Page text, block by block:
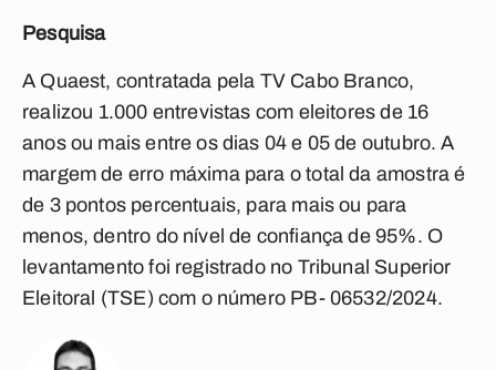
Pesquisa
A Quaest, contratada pela TV Cabo Branco,
realizou 1.000 entrevistas com eleitores de 16
anos ou mais entre os dias 04 e 05 de outubro. A
margem de erro máxima para o total da amostra é
de 3 pontos percentuais, para mais ou para
menos, dentro do nível de confiança de 95%. O
levantamento foi registrado no Tribunal Superior
Eleitoral (TSE) com o número PB- 06532/2024.